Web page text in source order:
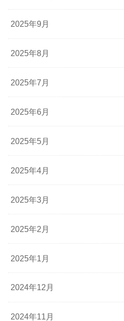
2025年9月
2025年8月
2025年7月
2025年6月
2025年5月
2025年4月
2025年3月
2025年2月
2025年1月
2024年12月
2024年11月